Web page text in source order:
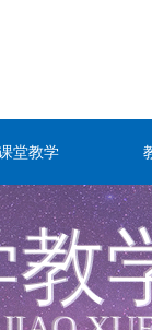
堂教学